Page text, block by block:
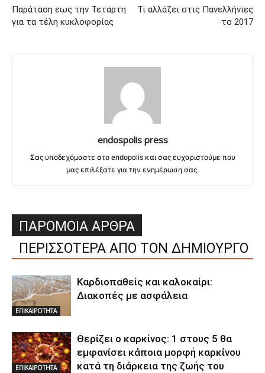
Παράταση εως την Τετάρτη
για τα τέλη κυκλοφορίας
Τι αλλάζει στις Πανελλήνιες
το 2017
endospolis press
Σας υποδεχόμαστε στο endopolis και σας ευχαριστούμε που
μας επιλέξατε για την ενημέρωση σας.
ΠΑΡΟΜΟΙΑ ΑΡΘΡΑ
ΠΕΡΙΣΣΟΤΕΡΑ ΑΠΟ ΤΟΝ ΔΗΜΙΟΥΡΓΟ
ΕΠΙΚΑΙΡΟΤΗΤΑ
Καρδιοπαθείς και καλοκαίρι:
Διακοπές με ασφάλεια
ΕΠΙΚΑΙΡΟΤΗΤΑ
Θερίζει ο καρκίνος: 1 στους 5 θα
εμφανίσει κάποια μορφή καρκίνου
κατά τη διάρκεια της ζωής του